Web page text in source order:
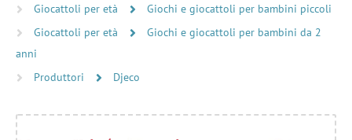
Giocattoli per età
Giochi e giocattoli per bambini piccoli
Giocattoli per età
Giochi e giocattoli per bambini da 2
anni
Produttori
Djeco